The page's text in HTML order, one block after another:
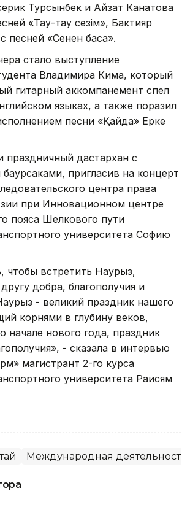
Турсынбек и Айзат Канатова
«Тау-тау сезім», Бактияр
песней «Сенен басқа».
стало выступление
Владимира Кима, который
гитарный аккомпанемент спел
языках, а также поразил
песни «Қайда» Ерке
праздничный дастархан с
пригласив на концерт
центра права
при Инновационном центре
пояса Шелкового пути
университета Софию
чтобы встретить Наурыз,
добра, благополучия и
- великий праздник нашего
корнями в глубину веков,
нового года, праздник
- сказала в интервью
магистрант 2-го курса
университета Раисям
Международная деятельность